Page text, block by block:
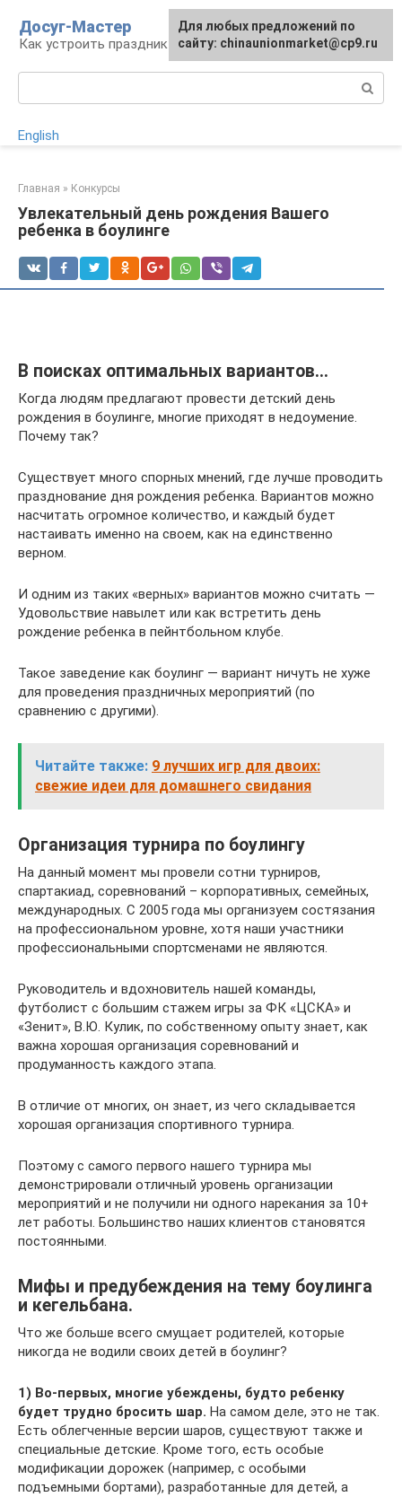
контенту
Досуг-Мастер
Как устроить праздник
English
Главная » Конкурсы
Увлекательный день рождения Вашего
ребенка в боулинге
В поисках оптимальных вариантов…
Когда людям предлагают провести детский день
рождения в боулинге, многие приходят в недоумение.
Почему так?
Существует много спорных мнений, где лучше проводить
празднование дня рождения ребенка. Вариантов можно
насчитать огромное количество, и каждый будет
настаивать именно на своем, как на единственно
верном.
И одним из таких «верных» вариантов можно считать —
Удовольствие навылет или как встретить день
рождение ребенка в пейнтбольном клубе.
Такое заведение как боулинг — вариант ничуть не хуже
для проведения праздничных мероприятий (по
сравнению с другими).
Читайте также: 9 лучших игр для двоих:
свежие идеи для домашнего свидания
Организация турнира по боулингу
На данный момент мы провели сотни турниров,
спартакиад, соревнований – корпоративных, семейных,
международных. С 2005 года мы организуем состязания
на профессиональном уровне, хотя наши участники
профессиональными спортсменами не являются.
Руководитель и вдохновитель нашей команды,
футболист с большим стажем игры за ФК «ЦСКА» и
«Зенит», В.Ю. Кулик, по собственному опыту знает, как
важна хорошая организация соревнований и
продуманность каждого этапа.
В отличие от многих, он знает, из чего складывается
хорошая организация спортивного турнира.
Поэтому с самого первого нашего турнира мы
демонстрировали отличный уровень организации
мероприятий и не получили ни одного нарекания за 10+
лет работы. Большинство наших клиентов становятся
постоянными.
Мифы и предубеждения на тему боулинга
и кегельбана.
Что же больше всего смущает родителей, которые
никогда не водили своих детей в боулинг?
1) Во-первых, многие убеждены, будто ребенку
будет трудно бросить шар. На самом деле, это не так.
Есть облегченные версии шаров, существуют также и
специальные детские. Кроме того, есть особые
модификации дорожек (например, с особыми
подъемными бортами), разработанные для детей, а
Для любых предложений по
сайту: chinaunionmarket@cp9.ru
Для любых предложений по
сайту: chinaunionmarket@cp9.ru